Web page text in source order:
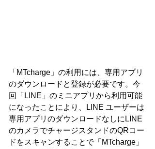
「MTcharge」の利用には、専用アプリ
のダウンロードと登録が必要です。今
回「LINE」のミニアプリから利用可能
になったことにより、LINE ユーザーは
専用アプリのダウンロードなしにLINE
のカメラでチャージスタンドのQRコー
ドをスキャンすることで「MTcharge」